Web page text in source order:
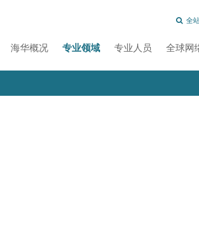
全
海华概况 专业领域 专业人员 全球网